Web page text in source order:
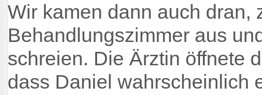
Wir kamen dann auch dran,
Behandlungszimmer aus
schreien. Die Ärztin öffnete
dass Daniel wahrscheinlich